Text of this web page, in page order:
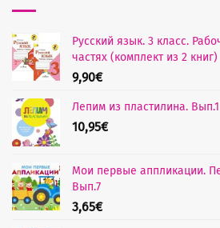
Русский язык. 3 класс.
частях (комплект из 2 книг)
9,90€
Лепим из пластилина. Вып.1
10,95€
Мои первые аппликации.
Вып.7
3,65€